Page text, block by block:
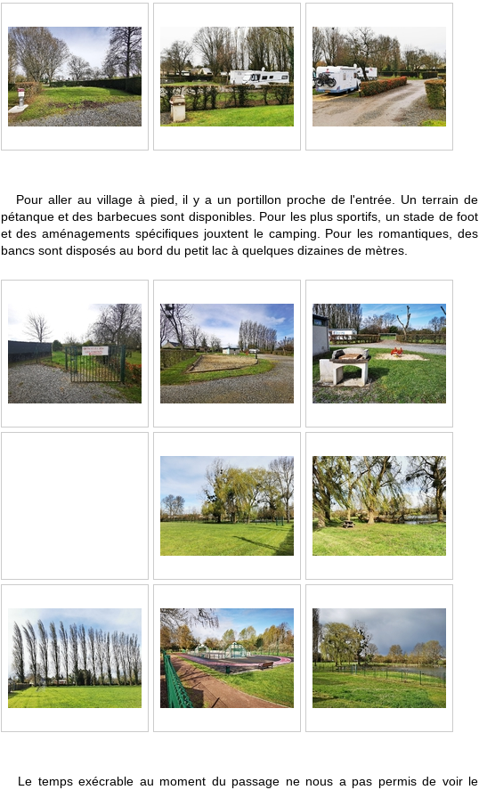
Pour aller au village à pied, il y a un portillon proche de l'entrée. Un terrain de
pétanque et des barbecues sont disponibles. Pour les plus sportifs, un stade de foot
et des aménagements spécifiques jouxtent le camping. Pour les romantiques, des
bancs sont disposés au bord du petit lac à quelques dizaines de mètres.
Le temps exécrable au moment du passage ne nous a pas permis de voir le